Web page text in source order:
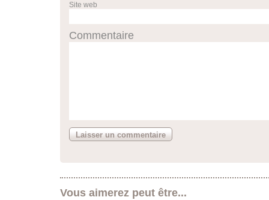
Site web
Commentaire
Vous aimerez peut être...